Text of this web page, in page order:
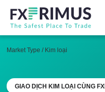
GIAO DỊCH KIM LOẠI CÙNG
Market Type / Kim loại